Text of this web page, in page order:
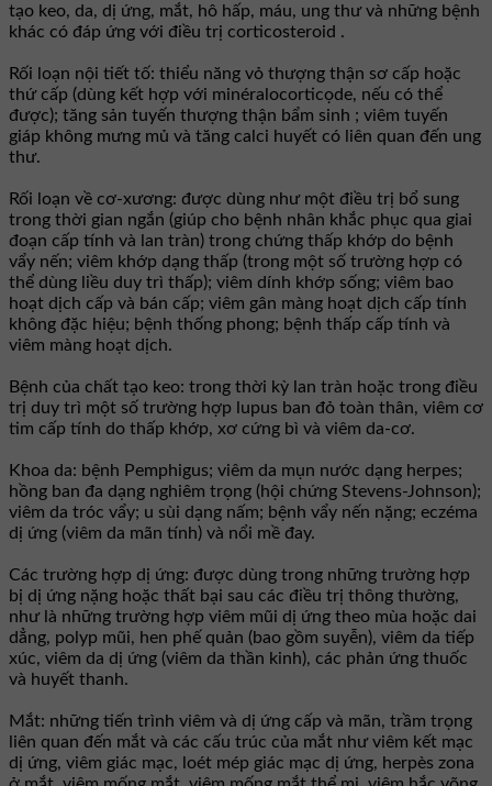
tạo keo, da, dị ứng, mắt, hô hấp, máu, ung thư và những bệnh
khác có đáp ứng với điều trị corticosteroid .
Rối loạn nội tiết tố: thiểu năng vỏ thượng thận sơ cấp hoặc
thứ cấp (dùng kết hợp với minéralocorticọde, nếu có thể
được); tăng sản tuyến thượng thận bẩm sinh ; viêm tuyến
giáp không mưng mủ và tăng calci huyết có liên quan đến ung
thư.
Rối loạn về cơ-xương: được dùng như một điều trị bổ sung
trong thời gian ngắn (giúp cho bệnh nhân khắc phục qua giai
đoạn cấp tính và lan tràn) trong chứng thấp khớp do bệnh
vẩy nến; viêm khớp dạng thấp (trong một số trường hợp có
thể dùng liều duy trì thấp); viêm dính khớp sống; viêm bao
hoạt dịch cấp và bán cấp; viêm gân màng hoạt dịch cấp tính
không đặc hiệu; bệnh thống phong; bệnh thấp cấp tính và
viêm màng hoạt dịch.
Bệnh của chất tạo keo: trong thời kỳ lan tràn hoặc trong điều
trị duy trì một số trường hợp lupus ban đỏ toàn thân, viêm cơ
tim cấp tính do thấp khớp, xơ cứng bì và viêm da-cơ.
Khoa da: bệnh Pemphigus; viêm da mụn nước dạng herpes;
hồng ban đa dạng nghiêm trọng (hội chứng Stevens-Johnson);
viêm da tróc vẩy; u sùi dạng nấm; bệnh vẩy nến nặng; eczéma
dị ứng (viêm da mãn tính) và nổi mề đay.
Các trường hợp dị ứng: được dùng trong những trường hợp
bị dị ứng nặng hoặc thất bại sau các điều trị thông thường,
như là những trường hợp viêm mũi dị ứng theo mùa hoặc dai
dẳng, polyp mũi, hen phế quản (bao gồm suyễn), viêm da tiếp
xúc, viêm da dị ứng (viêm da thần kinh), các phản ứng thuốc
và huyết thanh.
Mắt: những tiến trình viêm và dị ứng cấp và mãn, trầm trọng
liên quan đến mắt và các cấu trúc của mắt như viêm kết mạc
dị ứng, viêm giác mạc, loét mép giác mạc dị ứng, herpès zona